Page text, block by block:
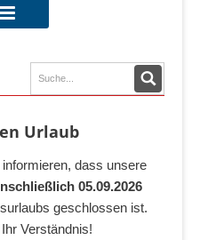
Urlaub
dass unsere
05.09.2026
geschlossen ist.
Verständnis!